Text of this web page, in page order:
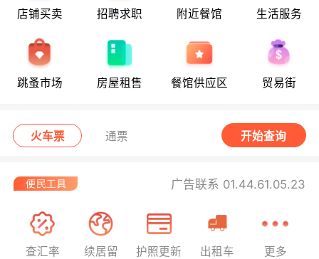
店铺买卖 招聘求职 附近餐馆 生活服务
跳蚤市场 房屋租售 餐馆供应区 贸易街
火车票 通票 开始查询
广告联系 01.44.61.05.23
查汇率 续居留 护照更新 出租车 更多